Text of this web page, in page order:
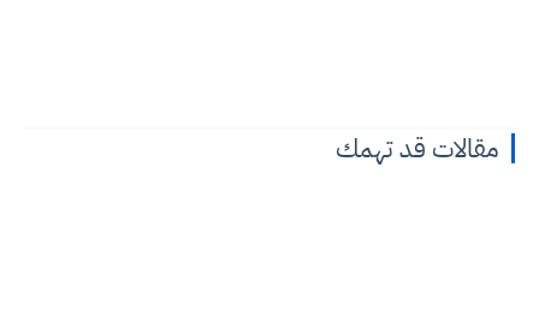
مقالات قد تهمك